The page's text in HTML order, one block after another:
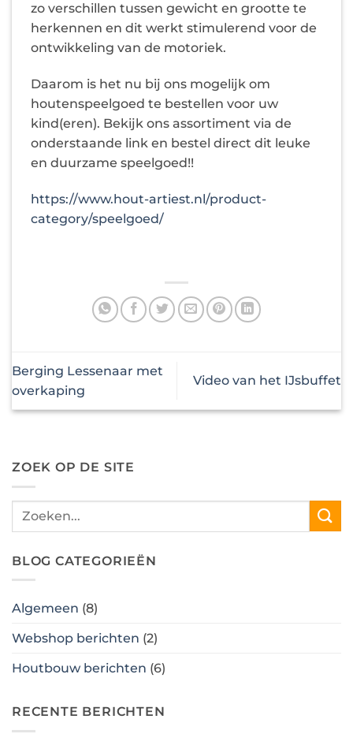
zo verschillen tussen gewicht en grootte te
herkennen en dit werkt stimulerend voor de
ontwikkeling van de motoriek.
Daarom is het nu bij ons mogelijk om
houtenspeelgoed te bestellen voor uw
kind(eren). Bekijk ons assortiment via de
onderstaande link en bestel direct dit leuke
en duurzame speelgoed!!
https://www.hout-artiest.nl/product-
category/speelgoed/
Berging Lessenaar met
overkaping
Video van het IJsbuffet
ZOEK OP DE SITE
BLOG CATEGORIEËN
Algemeen (8)
Webshop berichten (2)
Houtbouw berichten (6)
RECENTE BERICHTEN